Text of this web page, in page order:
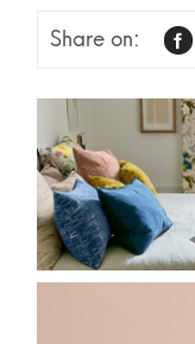
Share on: